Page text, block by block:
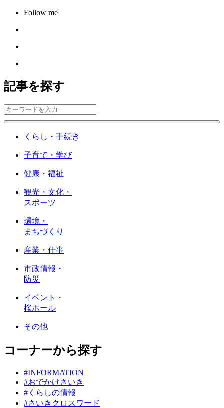
Follow me
記事を探す
くらし・手続き
子育て・学び
健康・福祉
観光・文化・
スポーツ
環境・
まちづくり
産業・仕事
市政情報・
防災
イベント・
桜ホール
その他
コーナーから探す
#INFORMATION
#おでかけさいき
#くらしの情報
#さいきクロスワード